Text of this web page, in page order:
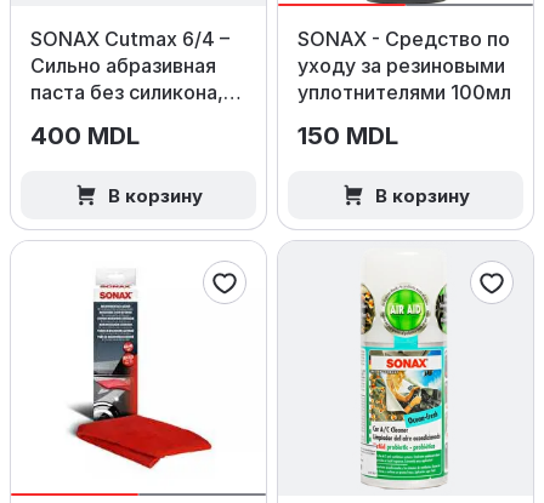
SONAX Cutmax 6/4 –
Сильно абразивная
паста без силикона,
400 MDL
В корзину
SONAX - Средство по
уходу за резиновыми
уплотнителями 100мл
150 MDL
В корзину